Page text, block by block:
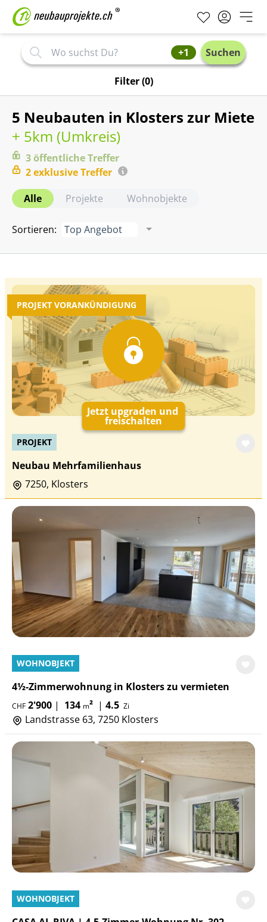
+1 Suchen
Filter(0)
5 Neubauten in Klosters zur Miete
+ 5km (Umkreis)
3öffentlicheTreffer
2exklusiveTreffer
Alle
Projekte Wohnobjekte
Sortieren: Top Angebot
PROJEKT VORANKÜNDIGUNG
Jetzt upgraden und
freischalten
PROJEKT
Neubau Mehrfamilienhaus
7250, Klosters
WOHNOBJEKT
4½-Zimmerwohnung in Klosters zu vermieten
CHF 2'900 | 134 m² | 4.5 Zi
Landstrasse 63, 7250 Klosters
WOHNOBJEKT